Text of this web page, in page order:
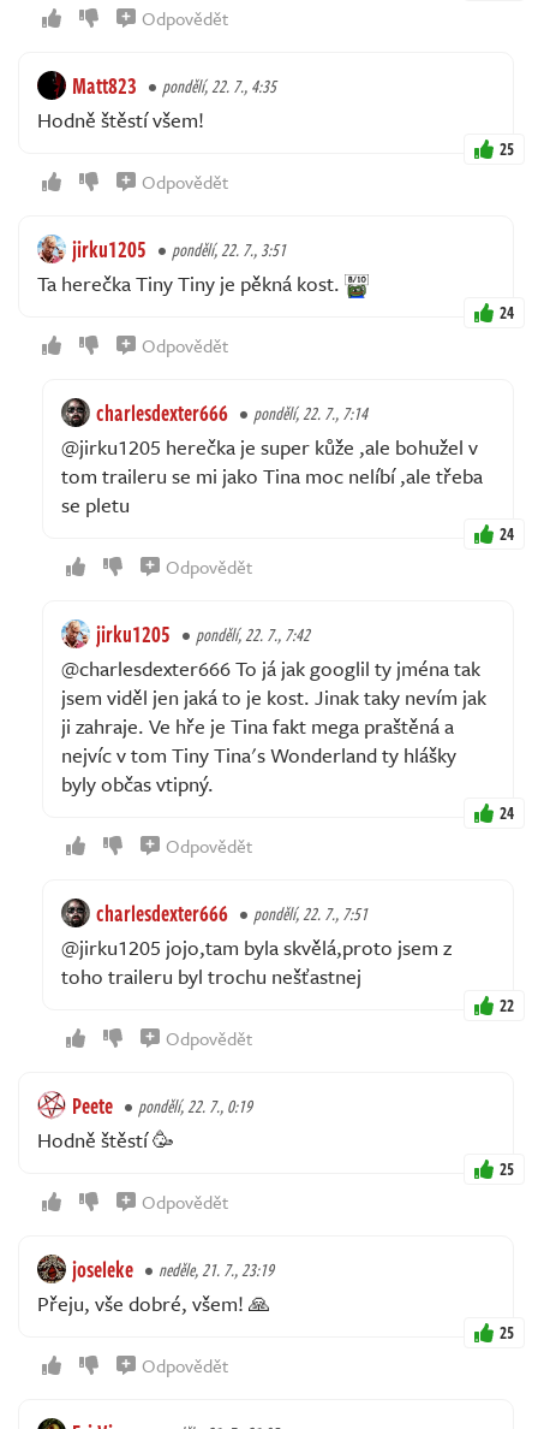
Odpovědět
Matt823 pondělí, 22. 7., 4:35
Hodně štěstí všem!
25
Odpovědět
jirku1205 pondělí, 22. 7., 3:51
Ta herečka Tiny Tiny je pěkná kost.
24
Odpovědět
charlesdexter666 pondělí, 22. 7., 7:14
@jirku1205 herečka je super kůže ,ale bohužel v
tom traileru se mi jako Tina moc nelíbí ,ale třeba
se pletu
24
Odpovědět
jirku1205 pondělí, 22. 7., 7:42
@charlesdexter666 To já jak googlil ty jména tak
jsem viděl jen jaká to je kost. Jinak taky nevím jak
ji zahraje. Ve hře je Tina fakt mega praštěná a
nejvíc v tom Tiny Tina's Wonderland ty hlášky
byly občas vtipný.
24
Odpovědět
charlesdexter666 pondělí, 22. 7., 7:51
@jirku1205 jojo,tam byla skvělá,proto jsem z
toho traileru byl trochu nešťastnej
22
Odpovědět
Peete pondělí, 22. 7., 0:19
Hodně štěstí 🥳
25
Odpovědět
joseleke neděle, 21. 7., 23:19
Přeju, vše dobré, všem! 🙏
25
Odpovědět